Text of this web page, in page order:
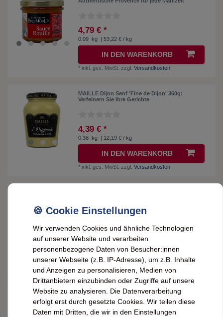
4,79 € *
0.09 kg | 53,22 € / kg
IN DEN WARENKORB
* inkl. ges. MwSt. zzgl.Versandkosten
MAILLE Dijon Senf 'Fine de Dijon' 360g:
Verfeinern Sie Ihre Gerichte
4,39 € *
0.36 kg | 12,19 € / kg
IN DEN WARENKORB
* inkl. ges. MwSt. zzgl.Versandkosten
(2)
5,69 € *
0.32 kg | 17,78 € / kg
ARTIKEL ANZEIGEN
Maille Mayonnaise Fins Gourmets:
Wir verwenden Cookies und ähnliche Technologien
auf unserer Website und verarbeiten
personenbezogene Daten von Besucher:innen
unserer Webseite (z.B. IP-Adresse), um z.B. Inhalte
und Anzeigen zu personalisieren, Medien von
Drittanbietern einzubinden oder Zugriffe auf unsere
Website zu analysieren. Die Datenverarbeitung
erfolgt erst durch gesetzte Cookies. Wir teilen diese
Daten mit Dritten, die wir in den Einstellungen